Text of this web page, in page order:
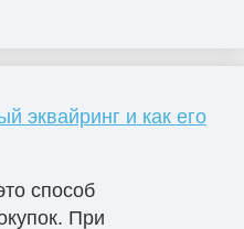
эквайринг и как его
способ
При